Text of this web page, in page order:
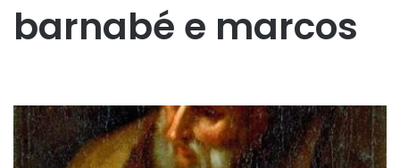
barnabé e marcos